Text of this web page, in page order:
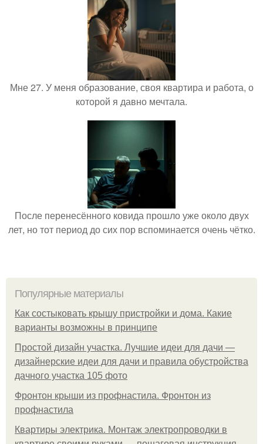
Мне 27. У меня образование, своя квартира и работа, о
которой я давно мечтала.
После перенесённого ковида прошло уже около двух
лет, но тот период до сих пор вспоминается очень чётко.
Популярные материалы
Как состыковать крышу пристройки и дома. Какие
варианты возможны в принципе
Простой дизайн участка. Лучшие идеи для дачи —
дизайнерские идеи для дачи и правила обустройства
дачного участка 105 фото
Фронтон крыши из профнастила. Фронтон из
профнастила
Квартиры электрика. Монтаж электропроводки в